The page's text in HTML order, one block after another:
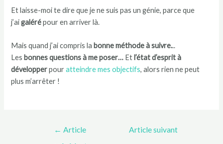
Et laisse-moi te dire que je ne suis pas un génie, parce que
j’aigalérépour en arriver là.
Mais quand j’ai compris la bonne méthode à suivre...
Les bonnes questions à me poser… Et l’état d’esprit à
développerpouratteindre mes objectifs, alors rien ne peut
plus m’arrêter !
← Article
Article suivant